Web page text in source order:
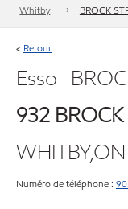
Whitby
BROCK
< Retour
Esso-
932
Numéro de téléphone :